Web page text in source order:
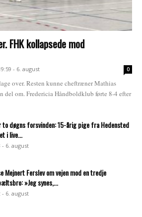
FHK kollapsede mod
- 6. august 0
over. Resten kunne cheftræner Mathias
del om. Fredericia Håndboldklub førte 8-4 efter
to døgns forsvinden: 15-årig pige fra Hedensted
i live...
- 6. august
Mejnert Ferslev om vejen mod en tredje
»Jeg synes,...
- 6. august